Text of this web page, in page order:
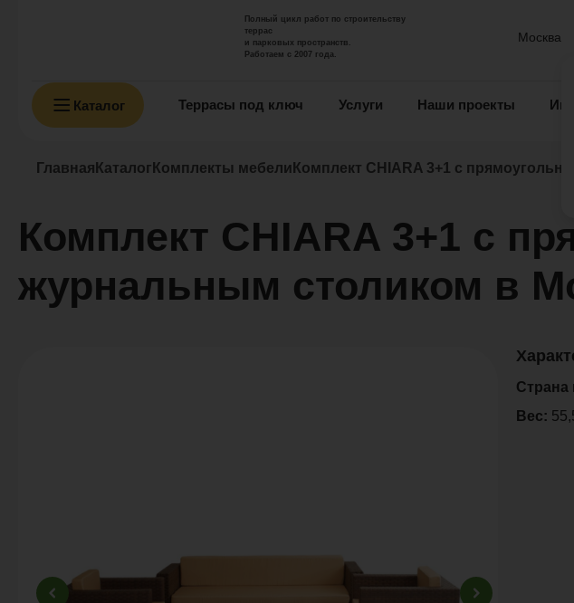
Полный цикл работ по строительству
террас
и парковых пространств.
Работаем с 2007 года.
Москва
Каталог Террасы под ключ Услуги Наши проекты
Главная Каталог Комплекты мебели Комплект CHIARA 3+1 с
Комплект CHIARA 3+1 с
журнальным столиком в
Страна
Вес: